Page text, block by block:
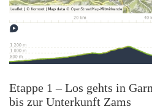
Etappe 1 – Los gehts in
bis zur Unterkunft Zams